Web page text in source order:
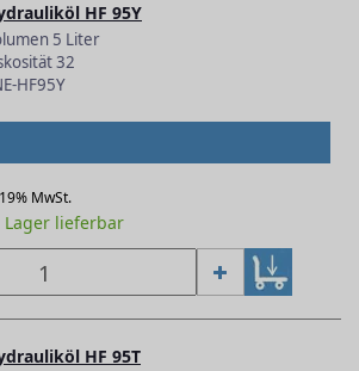
HF 95Y
5 Liter
32
HF95Y
MwSt.
Lager lieferbar
HF 95T